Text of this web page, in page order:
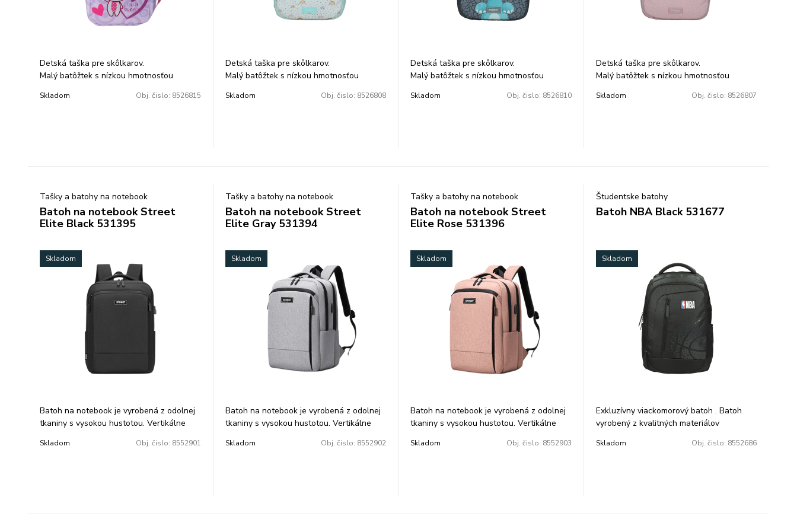
Detská taška pre skôlkarov.
Malý batôžtek s nízkou hmotnosťou
vrecko na zips.
Skladom Obj. čislo: 8526815
Detská taška pre skôlkarov.
Malý batôžtek s nízkou hmotnosťou
vrecko na zips.
Skladom Obj. čislo: 8526808
Detská taška pre skôlkarov.
Malý batôžtek s nízkou hmotnosťou
vrecko na zips.
Skladom Obj. čislo: 8526810
Detská taška pre skôlkarov.
Malý batôžtek s nízkou hmotnosťou
vrecko na zips.
Skladom Obj. čislo: 8526807
Tašky a batohy na notebook
Batoh na notebook Street
Elite Black 531395
Skladom
Batoh na notebook je vyrobená z odolnej
tkaniny s vysokou hustotou. Vertikálne
organizáciu. Stredné vrecko s veľkou
Skladom Obj. čislo: 8552901
Tašky a batohy na notebook
Batoh na notebook Street
Elite Gray 531394
Skladom
Batoh na notebook je vyrobená z odolnej
tkaniny s vysokou hustotou. Vertikálne
organizáciu. Stredné vrecko s veľkou
Skladom Obj. čislo: 8552902
Tašky a batohy na notebook
Batoh na notebook Street
Elite Rose 531396
Skladom
Batoh na notebook je vyrobená z odolnej
tkaniny s vysokou hustotou. Vertikálne
organizáciu. Stredné vrecko s veľkou
Skladom Obj. čislo: 8552903
Študentske batohy
Batoh NBA Black 531677
Skladom
Exkluzívny viackomorový batoh . Batoh
vyrobený z kvalitných materiálov
materiálu pre jednoduché nosenie a
Skladom Obj. čislo: 8552686